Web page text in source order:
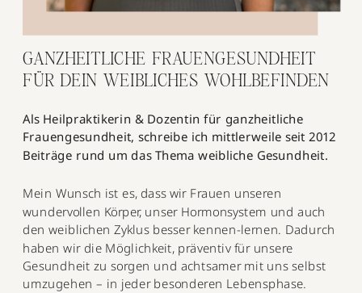
GANZHEITLICHE FRAUENGESUNDHEIT
FÜR DEIN WEIBLICHES WOHLBEFINDEN
Als Heilpraktikerin & Dozentin für ganzheitliche
Frauengesundheit, schreibe ich mittlerweile seit 2012
Beiträge rund um das Thema weibliche Gesundheit.
Mein Wunsch ist es, dass wir Frauen unseren
wundervollen Körper, unser Hormonsystem und auch
den weiblichen Zyklus besser kennen-lernen. Dadurch
haben wir die Möglichkeit, präventiv für unsere
Gesundheit zu sorgen und achtsamer mit uns selbst
umzugehen – in jeder besonderen Lebensphase.